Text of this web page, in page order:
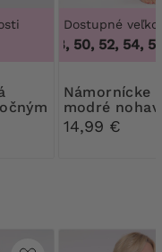
Dostupné
46, 48, 50, 52, 54, 56,
Námornícke
modré
Mewa s
pásom
14,99 €